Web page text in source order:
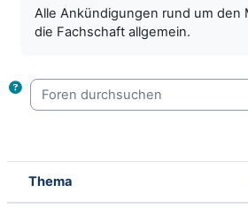
Alle Ankündigungen rund um den
die Fachschaft allgemein.
Foren durchsuchen
Status
Thema